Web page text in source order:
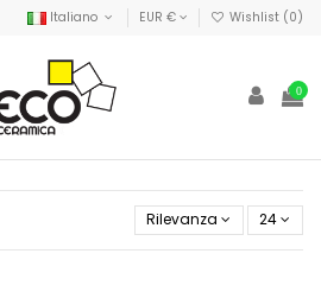
Italiano EUR € Wishlist (0)
0
Rilevanza 24